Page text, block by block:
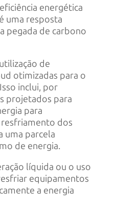
energética
uma resposta
pegada de carbono
de
otimizadas para o
inclui, por
projetados para
para
dos
uma parcela
de energia.
líquida ou o uso
equipamentos
a energia